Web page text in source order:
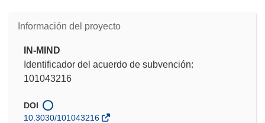
Información del proyecto
IN-MIND
Identificador del acuerdo de subvención:
101043216
DOI
10.3030/101043216